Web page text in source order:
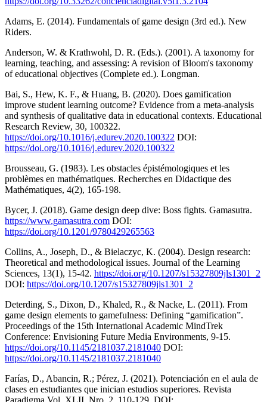
Adams, E. (2014). Fundamentals of game design (3rd ed.). New
Riders.
Anderson, W. & Krathwohl, D. R. (Eds.). (2001). A taxonomy for
learning, teaching, and assessing: A revision of Bloom's taxonomy
of educational objectives (Complete ed.). Longman.
Bai, S., Hew, K. F., & Huang, B. (2020). Does gamification
improve student learning outcome? Evidence from a meta-analysis
and synthesis of qualitative data in educational contexts. Educational
Research Review, 30, 100322.
https://doi.org/10.1016/j.edurev.2020.100322 DOI:
https://doi.org/10.1016/j.edurev.2020.100322
Brousseau, G. (1983). Les obstacles épistémologiques et les
problèmes en mathématiques. Recherches en Didactique des
Mathématiques, 4(2), 165-198.
Bycer, J. (2018). Game design deep dive: Boss fights. Gamasutra.
https://www.gamasutra.com DOI:
https://doi.org/10.1201/9780429265563
Collins, A., Joseph, D., & Bielaczyc, K. (2004). Design research:
Theoretical and methodological issues. Journal of the Learning
Sciences, 13(1), 15-42. https://doi.org/10.1207/s15327809jls1301_2
DOI: https://doi.org/10.1207/s15327809jls1301_2
Deterding, S., Dixon, D., Khaled, R., & Nacke, L. (2011). From
game design elements to gamefulness: Defining “gamification”.
Proceedings of the 15th International Academic MindTrek
Conference: Envisioning Future Media Environments, 9-15.
https://doi.org/10.1145/2181037.2181040 DOI:
https://doi.org/10.1145/2181037.2181040
Farías, D., Abancin, R.; Pérez, J. (2021). Potenciación en el aula de
clases en estudiantes que inician estudios superiores. Revista